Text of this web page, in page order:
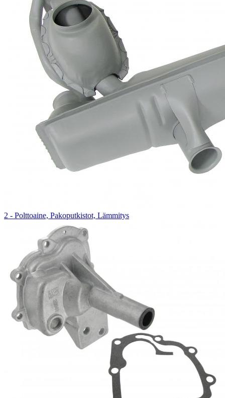
2 - Polttoaine, Pakoputkistot, Lämmitys